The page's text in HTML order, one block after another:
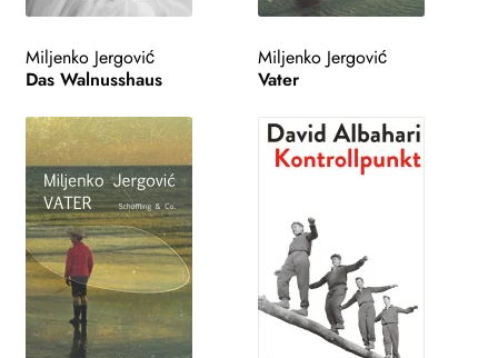
Miljenko Jergović
Das Walnusshaus
Miljenko Jergović
Vater